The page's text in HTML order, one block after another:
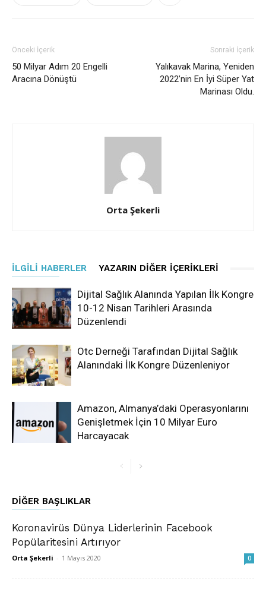
Önceki İçerik
50 Milyar Adım 20 Engelli
Aracına Dönüştü
Sonraki İçerik
Yalıkavak Marina, Yeniden
2022’nin En İyi Süper Yat
Marinası Oldu.
Orta Şekerli
İLGILI HABERLER YAZARIN DIĞER İÇERIKLERI
Dijital Sağlık Alanında Yapılan İlk Kongre
10-12 Nisan Tarihleri Arasında
Düzenlendi
Otc Derneği Tarafından Dijital Sağlık
Alanındaki İlk Kongre Düzenleniyor
Amazon, Almanya’daki Operasyonlarını
Genişletmek İçin 10 Milyar Euro
Harcayacak
DIĞER BAŞLIKLAR
Koronavirüs Dünya Liderlerinin Facebook
Popülaritesini Artırıyor
Orta Şekerli - 1 Mayıs 2020 0